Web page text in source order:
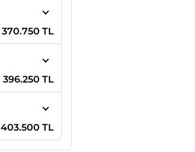
370.750 TL
396.250 TL
403.500 TL